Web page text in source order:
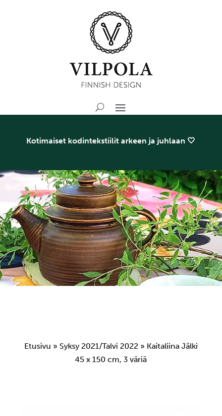
Kotimaiset kodintekstiilit arkeen ja juhlaan 🤍
Etusivu » Syksy 2021/Talvi 2022» Kaitaliina Jälki
45 x 150 cm, 3 väriä